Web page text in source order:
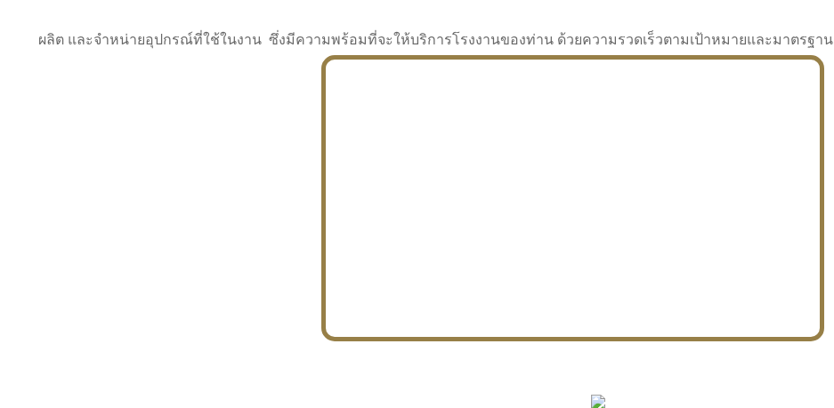
ผลิต และจำหน่ายอุปกรณ์ที่ใช้ในงาน ซึ่งมีความพร้อมที่จะให้บริการโรงงานของท่าน ด้วยความรวดเร็วตามเป้าหมายและมาตรฐาน